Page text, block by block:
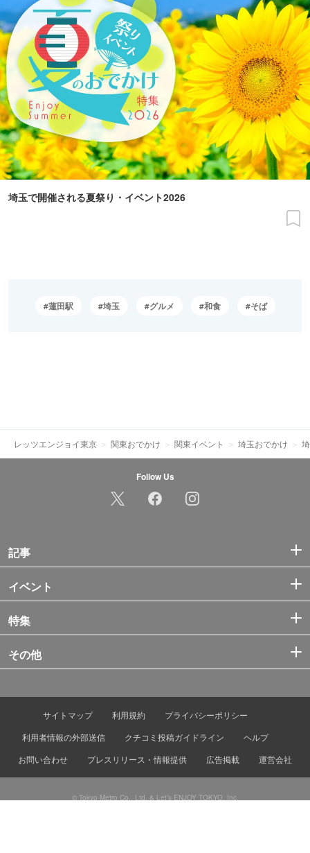
埼玉で開催される夏祭り・イベント2026
蓮田駅 埼玉 グルメ 和食 そば
レッツエンジョイ東京 関東おでかけ 関東イベント 埼玉おでかけ
Follow Us
記事
イベント
特集
その他
サイトマップ 利用規約
プライバシーポリシー
利用者情報の外部送信
クチコミ投稿ガイドライン
ヘルプ
お問い合わせ
プレスリリース・情報提供 広告掲載 運営会社
© Tokyo Metro Co., Ltd. & Let’s ENJOY TOKYO, Inc.